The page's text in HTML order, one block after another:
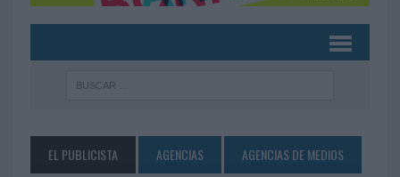
EL PUBLICISTA AGENCIAS AGENCIAS DE MEDIOS